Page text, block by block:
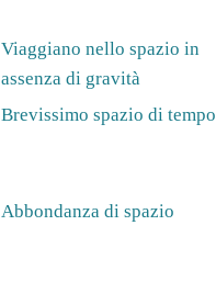
Viaggiano nello spazio in
assenza di gravità
Brevissimo spazio di tempo
Abbondanza di spazio